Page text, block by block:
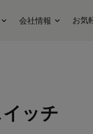
会社情報 お気
ッチ